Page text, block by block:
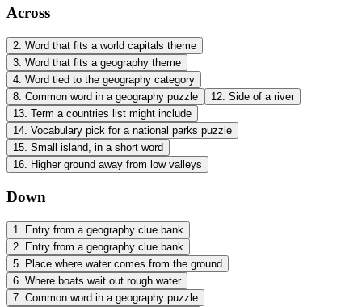
Across
2. Word that fits a world capitals theme
3. Word that fits a geography theme
4. Word tied to the geography category
8. Common word in a geography puzzle 12. Side of a river
13. Term a countries list might include
14. Vocabulary pick for a national parks puzzle
15. Small island, in a short word
16. Higher ground away from low valleys
Down
1
Entry from a geography clue bank
2 Entry from a geography clue bank
5 Place where water comes from the ground
6 Where boats wait out rough water
7 Common word in a geography puzzle